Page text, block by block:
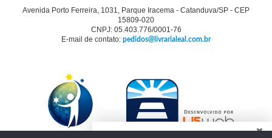
Avenida Porto Ferreira, 1031, Parque Iracema - Catanduva/SP - CEP
15809-020
CNPJ: 05.403.776/0001-76
E-mail de contato: pedidos@livrarialeal.com.br